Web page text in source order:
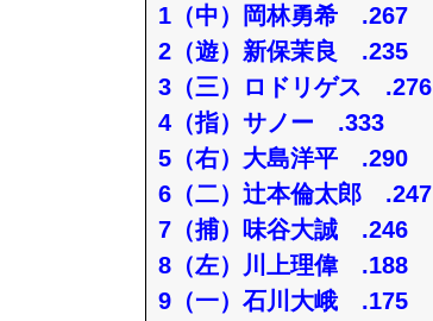
1（中）岡林勇希 .267
2（遊）新保茉良 .235
3（三）ロドリゲス .276
4（指）サノー .333
5（右）大島洋平 .290
6（二）辻本倫太郎 .247
7（捕）味谷大誠 .246
8（左）川上理偉 .188
9（一）石川大峨 .175